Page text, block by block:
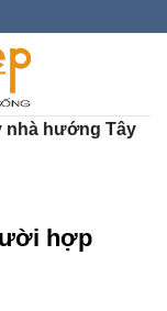
nhà hướng Tây
hợp